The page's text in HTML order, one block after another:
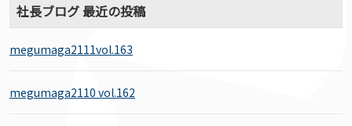
社長ブログ 最近の投稿
megumaga2111vol.163
megumaga2110 vol.162